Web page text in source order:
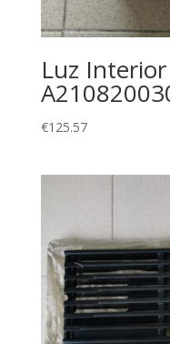
Luz
€125.57